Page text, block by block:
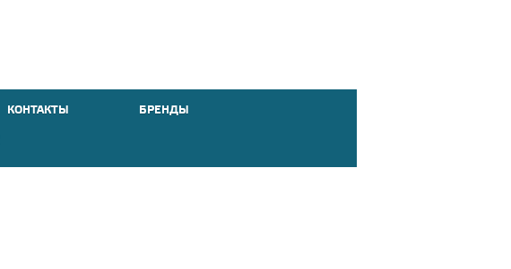
КОНТАКТЫ БРЕНДЫ